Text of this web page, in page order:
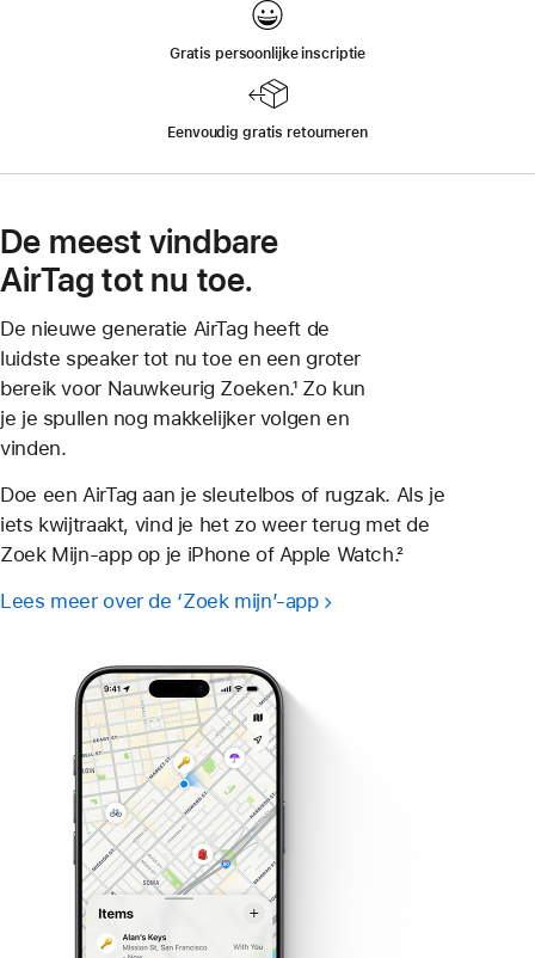
Gratis persoonlijke inscriptie
Eenvoudig gratis retourneren
De meest vindbare
AirTag tot nu toe.
De nieuwe generatie AirTag heeft de
luidste speaker tot nu toe en een groter
bereik voor Nauwkeurig Zoeken.¹ Zo kun
je je spullen nog makkelijker volgen en
vinden.
Doe een AirTag aan je sleutelbos of rugzak. Als je
iets kwijtraakt, vind je het zo weer terug met de
Zoek Mijn-app op je iPhone of Apple Watch.²
Lees meer over de ‘Zoek mijn’-app